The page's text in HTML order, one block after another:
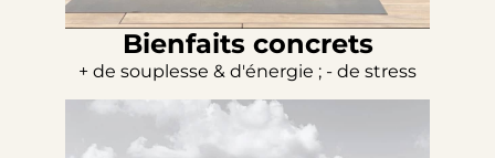
Bienfaits concrets
+ de souplesse & d'énergie ; - de stress